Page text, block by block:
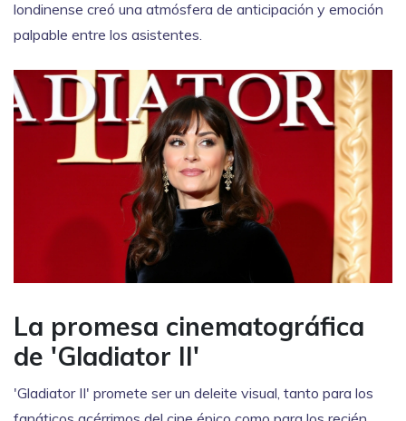
londinense creó una atmósfera de anticipación y emoción
palpable entre los asistentes.
La promesa cinematográfica
de 'Gladiator II'
'Gladiator II' promete ser un deleite visual, tanto para los